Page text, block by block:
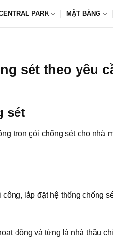
PARK MẶT BẰNG
sét theo yêu
sét
trọn gói chống sét cho nhà
công, lắp đặt hệ thống chống
động và từng là nhà thầu